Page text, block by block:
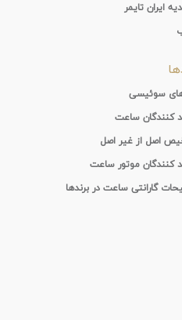
ایران تایمر
سوئیسی
کنندگان ساعت
اصل از غیر اصل
کنندگان موتور ساعت
گارانتی ساعت در برندها